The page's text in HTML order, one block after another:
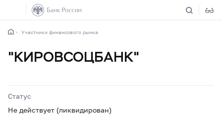
Участники финансового рынка
"КИРОВСОЦБАНК"
Статус
Не действует (ликвидирован)